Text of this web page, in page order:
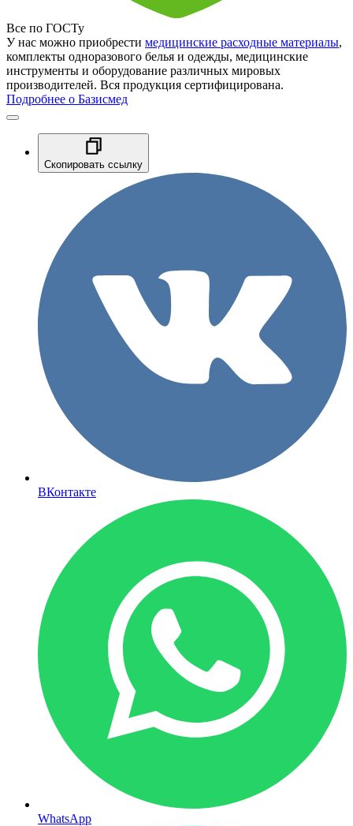
Все по ГОСТу
У нас можно приобрести медицинские расходные материалы,
комплекты одноразового белья и одежды, медицинские
инструменты и оборудование различных мировых
производителей. Вся продукция сертифицирована.
Подробнее о Базисмед
Скопировать ссылку
ВКонтакте
WhatsApp